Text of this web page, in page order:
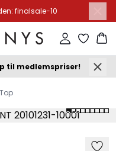
finalsale-10
Log ind
til medlemspriser!